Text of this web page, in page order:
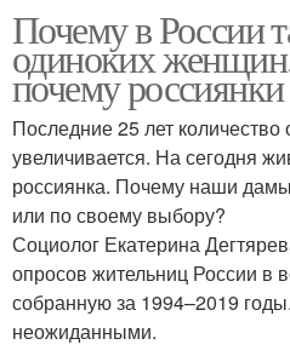
Почему в России
одиноких
почему
Последние 25 лет
увеличивается. На сегодня
россиянка. Почему наши
или по своему выбору?
Социолог Екатерина
опросов жительниц России в
собранную за 1994–2019
неожиданными.